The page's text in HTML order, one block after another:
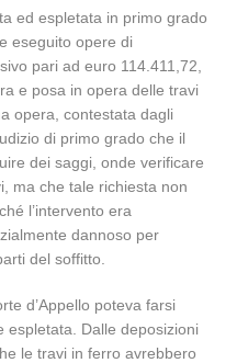
ed espletata in primo grado
eseguito opere di
pari ad euro 114.411,72,
e posa in opera delle travi
opera, contestata dagli
di primo grado che il
dei saggi, onde verificare
ma che tale richiesta non
l’intervento era
dannoso per
del soffitto.
d’Appello poteva farsi
espletata. Dalle deposizioni
le travi in ferro avrebbero